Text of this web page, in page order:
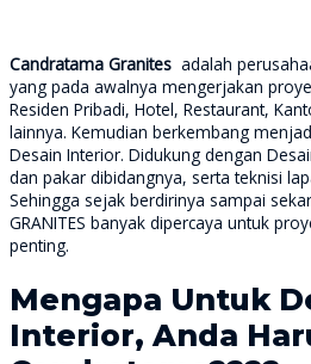
Candratama Granites adalah
yang pada awalnya mengerjakan
Residen Pribadi, Hotel, Restaurant,
lainnya. Kemudian berkembang
Desain Interior. Didukung dengan
dan pakar dibidangnya, serta teknisi
Sehingga sejak berdirinya sampai
GRANITES banyak dipercaya untuk
penting.
Mengapa Untuk
Interior, Anda